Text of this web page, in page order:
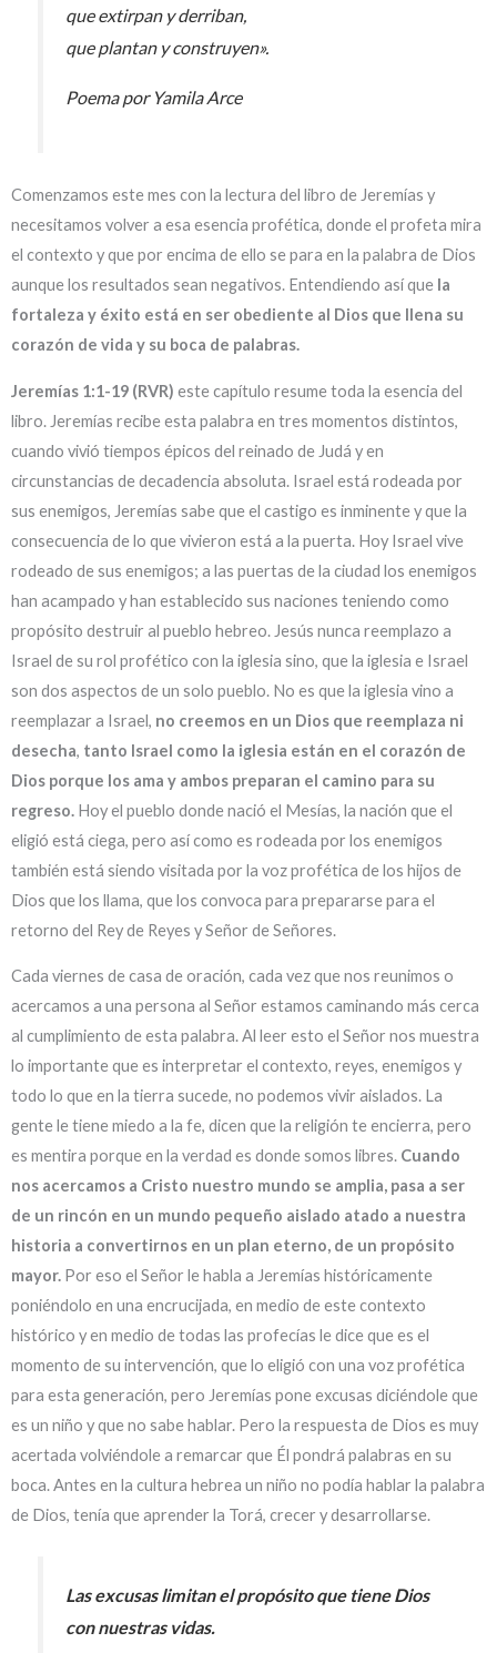
que extirpan y derriban,
que plantan y construyen».
Poema por Yamila Arce
Comenzamos este mes con la lectura del libro de Jeremías y
necesitamos volver a esa esencia profética, donde el profeta mira
el contexto y que por encima de ello se para en la palabra de Dios
aunque los resultados sean negativos. Entendiendo así que la
fortaleza y éxito está en ser obediente al Dios que llena su
corazón de vida y su boca de palabras.
Jeremías 1:1-19 (RVR) este capítulo resume toda la esencia del
libro. Jeremías recibe esta palabra en tres momentos distintos,
cuando vivió tiempos épicos del reinado de Judá y en
circunstancias de decadencia absoluta. Israel está rodeada por
sus enemigos, Jeremías sabe que el castigo es inminente y que la
consecuencia de lo que vivieron está a la puerta. Hoy Israel vive
rodeado de sus enemigos; a las puertas de la ciudad los enemigos
han acampado y han establecido sus naciones teniendo como
propósito destruir al pueblo hebreo. Jesús nunca reemplazo a
Israel de su rol profético con la iglesia sino, que la iglesia e Israel
son dos aspectos de un solo pueblo. No es que la iglesia vino a
reemplazar a Israel, no creemos en un Dios que reemplaza ni
desecha, tanto Israel como la iglesia están en el corazón de
Dios porque los ama y ambos preparan el camino para su
regreso. Hoy el pueblo donde nació el Mesías, la nación que el
eligió está ciega, pero así como es rodeada por los enemigos
también está siendo visitada por la voz profética de los hijos de
Dios que los llama, que los convoca para prepararse para el
retorno del Rey de Reyes y Señor de Señores.
Cada viernes de casa de oración, cada vez que nos reunimos o
acercamos a una persona al Señor estamos caminando más cerca
al cumplimiento de esta palabra. Al leer esto el Señor nos muestra
lo importante que es interpretar el contexto, reyes, enemigos y
todo lo que en la tierra sucede, no podemos vivir aislados. La
gente le tiene miedo a la fe, dicen que la religión te encierra, pero
es mentira porque en la verdad es donde somos libres. Cuando
nos acercamos a Cristo nuestro mundo se amplia, pasa a ser
de un rincón en un mundo pequeño aislado atado a nuestra
historia a convertirnos en un plan eterno, de un propósito
mayor. Por eso el Señor le habla a Jeremías históricamente
poniéndolo en una encrucijada, en medio de este contexto
histórico y en medio de todas las profecías le dice que es el
momento de su intervención, que lo eligió con una voz profética
para esta generación, pero Jeremías pone excusas diciéndole que
es un niño y que no sabe hablar. Pero la respuesta de Dios es muy
acertada volviéndole a remarcar que Él pondrá palabras en su
boca. Antes en la cultura hebrea un niño no podía hablar la palabra
de Dios, tenía que aprender la Torá, crecer y desarrollarse.
Las excusas limitan el propósito que tiene Dios
con nuestras vidas.